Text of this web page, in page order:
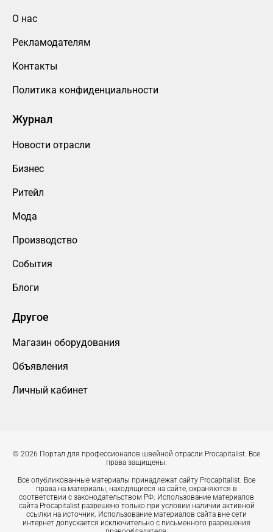
О нас
Рекламодателям
Контакты
Политика конфиденциальности
Журнал
Новости отрасли
Бизнес
Ритейл
Мода
Производство
События
Блоги
Другое
Магазин оборудования
Объявления
Личный кабинет
© 2026 Портал для профессионалов швейной отрасли Procapitalist. Все
права защищены.
Все опубликованные материалы принадлежат сайту Procapitalist. Все
права на материалы, находящиеся на сайте, охраняются в
соответствии с законодательством РФ. Использование материалов
сайта Procapitalist разрешено только при условии наличии активной
ссылки на источник. Использование материалов сайта вне сети
интернет допускается исключительно с письменного разрешения